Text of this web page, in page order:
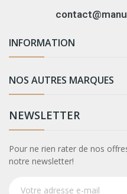
INFORMATION
NOS AUTRES MARQUES
NEWSLETTER
Pour ne rien rater de nos
notre newsletter!